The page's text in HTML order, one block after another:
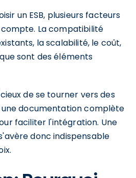
un ESB, plusieurs facteurs
La compatibilité
la scalabilité, le coût,
sont des éléments
de se tourner vers des
documentation complète
faciliter l'intégration. Une
donc indispensable